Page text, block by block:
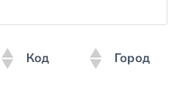
Код Город